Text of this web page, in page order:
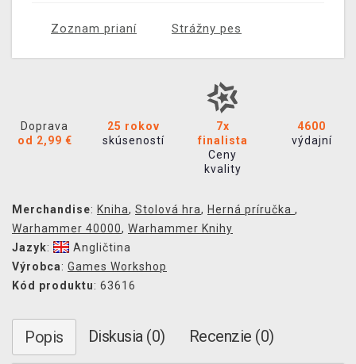
Zoznam prianí Strážny pes
Doprava
od 2,99 €
25 rokov
skúseností
7x
finalista
Ceny
kvality
4600
výdajní
Merchandise: Kniha, Stolová hra, Herná príručka ,
Warhammer 40000, Warhammer Knihy
Jazyk:
Angličtina
Výrobca: Games Workshop
Kód produktu: 63616
Popis Diskusia (0) Recenzie (0)